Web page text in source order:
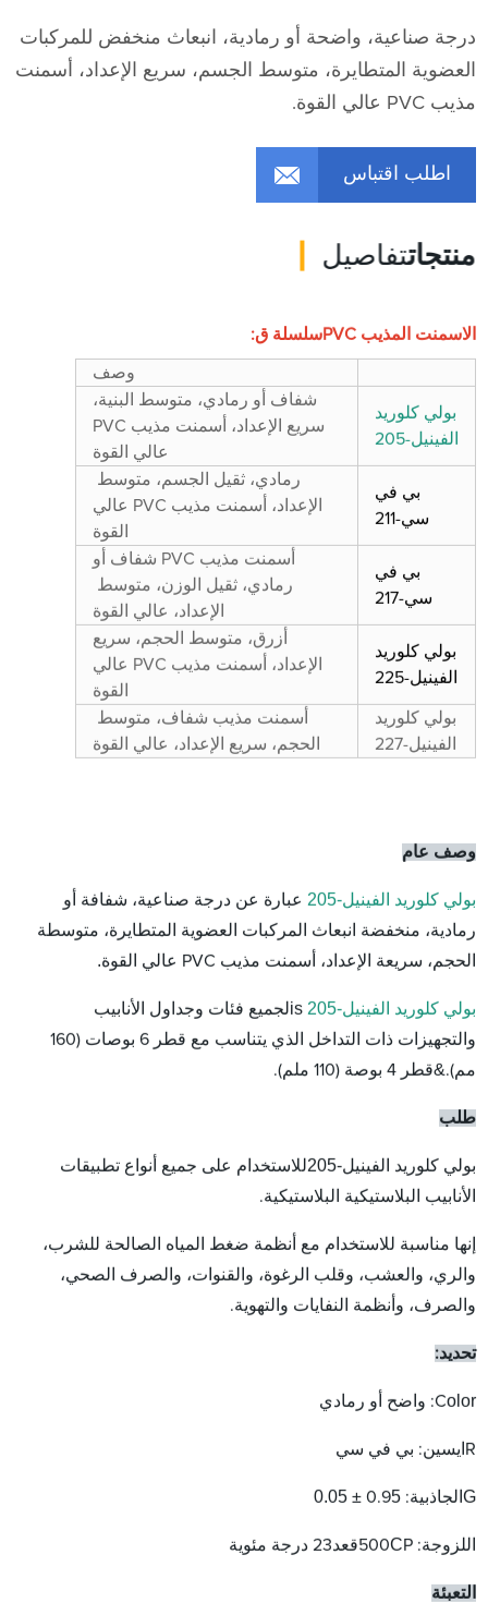
درجة صناعية، واضحة أو رمادية، انبعاث منخفض للمركبات
العضوية المتطايرة، متوسط ​​الجسم، سريع الإعداد، أسمنت
مذيب PVC عالي القوة.
اطلب اقتباس
منتجاتتفاصيل
الاسمنت المذيب PVC سلسلة ق:
وصف
بولي كلوريد
الفينيل-205
شفاف أو رمادي، متوسط ​​البنية،
سريع الإعداد، أسمنت مذيب PVC
عالي القوة
بي في
سي-211
رمادي، ثقيل الجسم، متوسط ​​
الإعداد، أسمنت مذيب PVC عالي
القوة
بي في
سي-217
أسمنت مذيب PVC شفاف أو
رمادي، ثقيل الوزن، متوسط ​​
الإعداد، عالي القوة
بولي كلوريد
الفينيل-225
أزرق، متوسط ​​الحجم، سريع
الإعداد، أسمنت مذيب PVC عالي
القوة
بولي كلوريد
الفينيل-227
أسمنت مذيب شفاف، متوسط ​​
الحجم، سريع الإعداد، عالي القوة
وصف عام
بولي كلوريد الفينيل-205
عبارة عن درجة صناعية، شفافة أو
رمادية، منخفضة انبعاث المركبات العضوية المتطايرة، متوسطة
الحجم، سريعة الإعداد، أسمنت مذيب PVC عالي القوة
.
بولي كلوريد الفينيل-205 is
لجميع فئات وجداول الأنابيب
والتجهيزات ذات التداخل الذي يتناسب مع قطر 6 بوصات (160
مم).&قطر 4 بوصة (110 ملم).
طلب
بولي كلوريد الفينيل-205
للاستخدام على جميع أنواع تطبيقات
الأنابيب البلاستيكية البلاستيكية.
إنها مناسبة للاستخدام مع أنظمة ضغط المياه الصالحة للشرب،
والري، والعشب، وقلب الرغوة، والقنوات، والصرف الصحي،
والصرف، وأنظمة النفايات والتهوية.
تحديد:
Color : واضح أو رمادي
R ايسين: بي في سي
G الجاذبية: 0.95
± 0.0
5
اللزوجة: 500 CP قعد23 درجة مئوية
التعبئة